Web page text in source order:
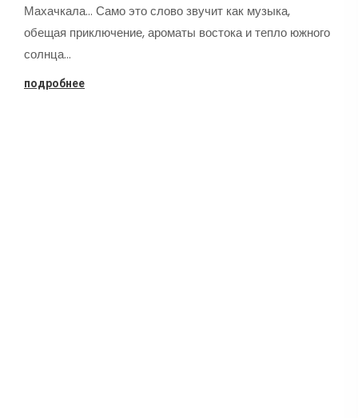
Махачкала... Само это слово звучит как музыка,
обещая приключение, ароматы востока и тепло южного
солнца…
подробнее